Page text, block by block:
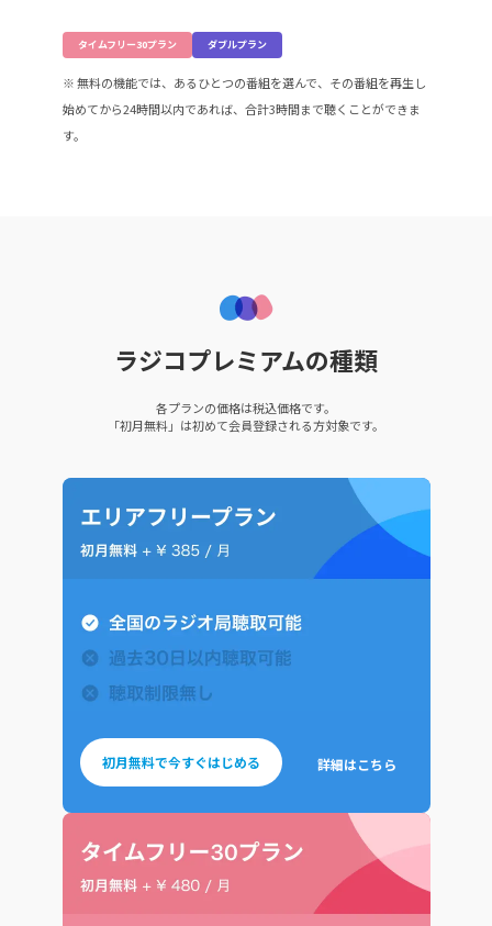
タイムフリー30プラン ダブルプラン
※ 無料の機能では、あるひとつの番組を選んで、その番組を再生し
始めてから24時間以内であれば、合計3時間まで聴くことができま
す。
ラジコプレミアムの種類
各プランの価格は税込価格です。
「初月無料」は初めて会員登録される方対象です。
初月無料で今すぐはじめる 詳細はこちら